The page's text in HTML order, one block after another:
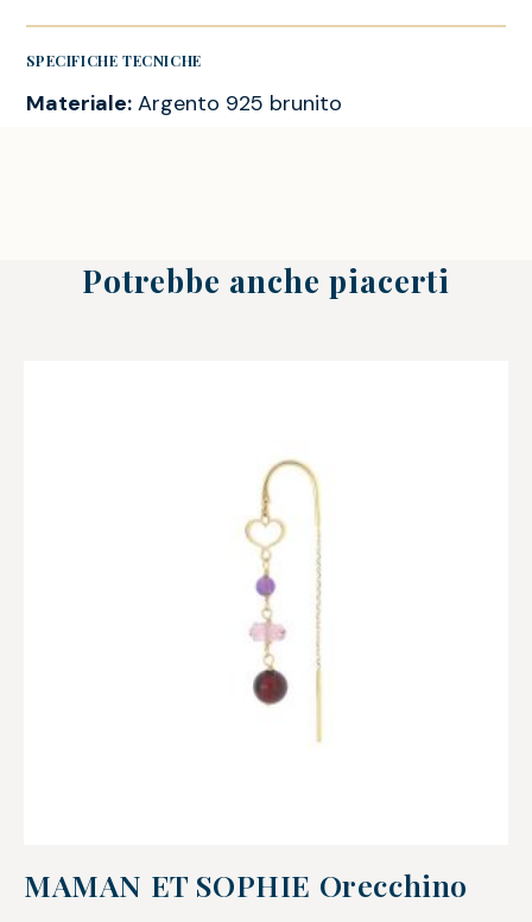
SPECIFICHE TECNICHE
Materiale: Argento 925 brunito
Potrebbe anche piacerti
MAMAN ET SOPHIE Orecchino